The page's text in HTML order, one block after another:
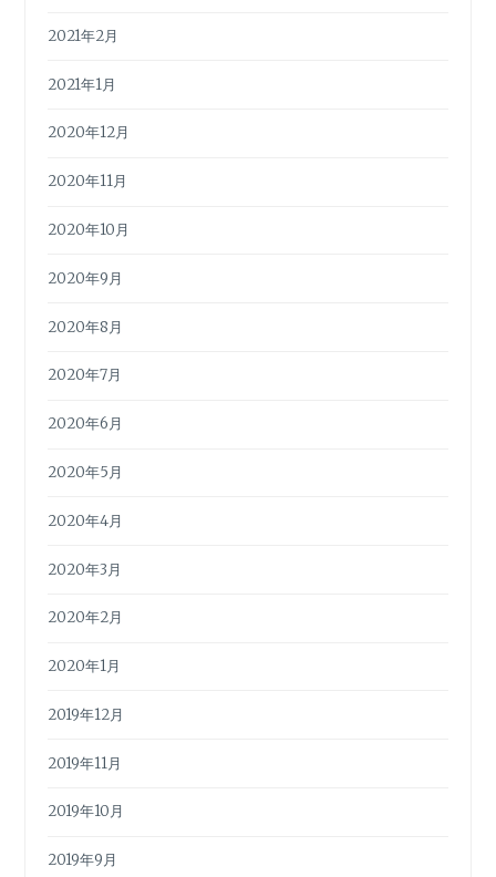
2021年2月
2021年1月
2020年12月
2020年11月
2020年10月
2020年9月
2020年8月
2020年7月
2020年6月
2020年5月
2020年4月
2020年3月
2020年2月
2020年1月
2019年12月
2019年11月
2019年10月
2019年9月